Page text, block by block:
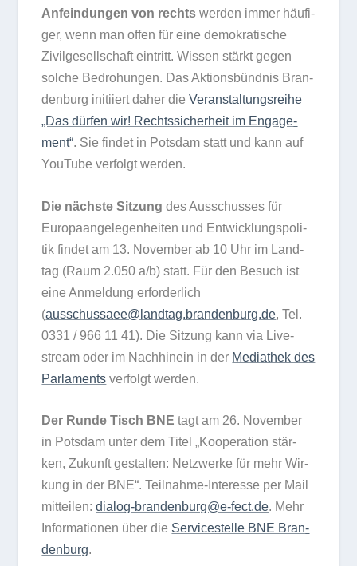
Anfein­dun­gen von rechts wer­den immer häu­fi­
ger, wenn man offen für eine demo­kra­ti­sche
Zivil­ge­sell­schaft ein­tritt. Wis­sen stärkt gegen
sol­che Bedro­hun­gen. Das Akti­ons­bünd­nis Bran­
den­burg initi­iert daher dieVer­an­stal­tungs­reihe
„Das dür­fen wir! Rechts­si­cher­heit im Enga­ge­
ment“. Sie fin­det in Pots­dam statt und kann auf
You­Tube ver­folgt werden.
Die nächste Sit­zung des Aus­schus­ses für
Euro­pa­an­ge­le­gen­hei­ten und Ent­wick­lungs­po­li­
tik fin­det am 13. Novem­ber ab 10 Uhr im Land­
tag (Raum 2.050 a/​b) statt. Für den Besuch ist
eine Anmel­dung erfor­der­lich
(ausschussaee@landtag.brandenburg.de, Tel.
0331 /​ 966 11 41). Die Sit­zung kann via Live­
stream oder im Nach­hin­ein in der Media­thek des
Par­la­ments ver­folgt werden.
Der Runde Tisch BNE tagt am 26. Novem­ber
in Pots­dam unter dem Titel „Koope­ra­tion stär­
ken, Zukunft gestal­ten: Netz­werke für mehr Wir­
kung in der BNE“. Teil­nahme-Inter­esse per Mail
mit­tei­len:dialog-brandenburg@e‑fect.de. Mehr
Infor­ma­tio­nen über die Ser­vice­stelle BNE Bran­
den­burg.